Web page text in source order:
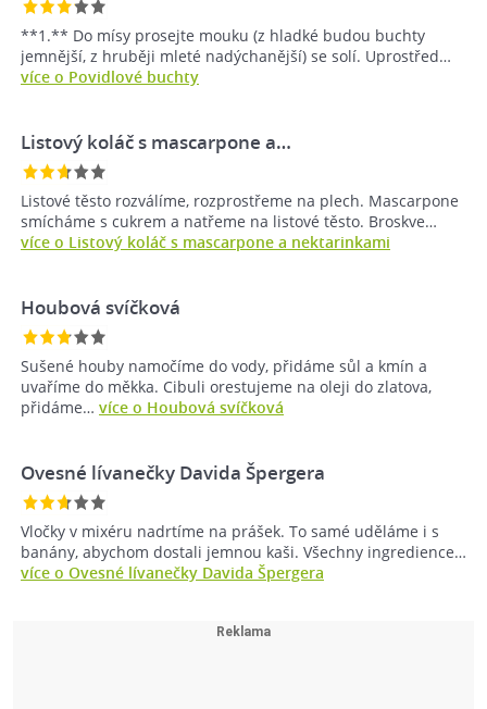
**1.** Do mísy prosejte mouku (z hladké budou buchty
jemnější, z hruběji mleté nadýchanější) se solí. Uprostřed…
více o Povidlové buchty
Listový koláč s mascarpone a…
Listové těsto rozválíme, rozprostřeme na plech. Mascarpone
smícháme s cukrem a natřeme na listové těsto. Broskve…
více o Listový koláč s mascarpone a nektarinkami
Houbová svíčková
Sušené houby namočíme do vody, přidáme sůl a kmín a
uvaříme do měkka. Cibuli orestujeme na oleji do zlatova,
přidáme… více o Houbová svíčková
Ovesné lívanečky Davida Špergera
Vločky v mixéru nadrtíme na prášek. To samé uděláme i s
banány, abychom dostali jemnou kaši. Všechny ingredience…
více o Ovesné lívanečky Davida Špergera